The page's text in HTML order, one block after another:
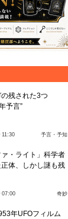
残された3つ
予言”
11:30 予言・予知
ァ・ライト」科学者
体、しかし謎も残
07:00 奇妙
年UFOフィルム